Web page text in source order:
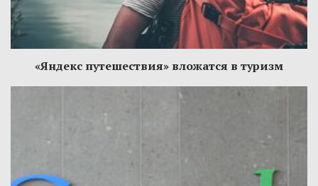
«Яндекс путешествия» вложатся в туризм